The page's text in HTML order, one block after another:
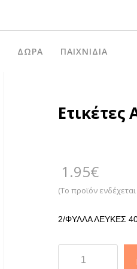
ΔΏΡΑ ΠΑΙΧΝΊΔΙΑ
1.95€
(Το προϊόν
2/ΦΥΛΛΑ ΛΕΥΚΕΣ